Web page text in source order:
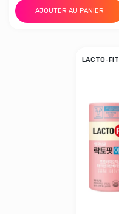
AJOUTER AU PANIER
LACTO-FIT